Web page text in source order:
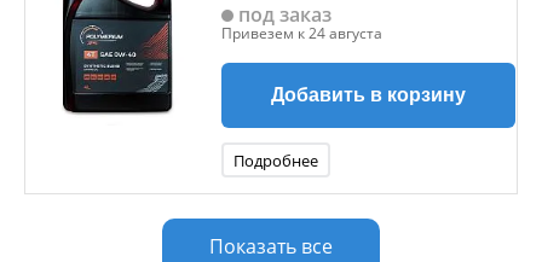
под заказ
Привезем к 24 августа
Добавить в корзину
Подробнее
Показать все